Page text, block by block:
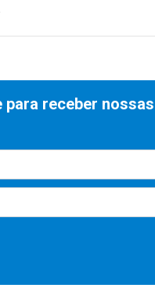
para receber nossas